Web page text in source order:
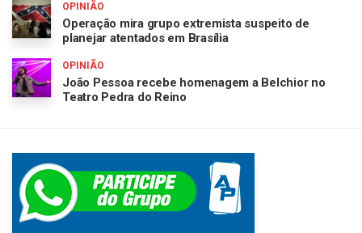
OPINIÃO
Operação mira grupo extremista suspeito de
planejar atentados em Brasília
OPINIÃO
João Pessoa recebe homenagem a Belchior no
Teatro Pedra do Reino